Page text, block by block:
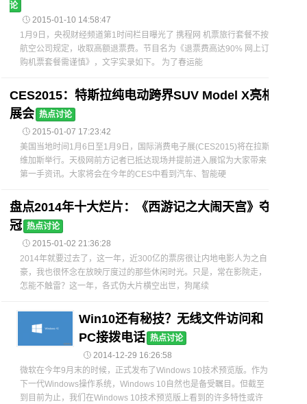
论
 2015-01-10 14:58:47
1月9日，央视财经频道第1时间栏目曝光了 携程网 机票旅行套餐不按
航空公司规定，收取高额退票费。节目名为《退票费高达90% 网上订
购机票套餐需谨慎》，文字实录如下。 为了春运能
CES2015：特斯拉纯电动跨界SUV Model X亮相
展会 热点讨论
 2015-01-07 17:23:42
美国当地时间1月6日至1月9日，国际消费电子展(CES2015)将在拉斯
维加斯举行。天极网前方记者已抵达现场并提前进入展馆为大家带来
第一手资讯。大家将会在今年的CES中看到汽车、智能硬
盘点2014年十大烂片：《西游记之大闹天宫》夺
冠 热点讨论
 2015-01-02 21:36:28
2014年就要过去了，这一年，近300亿的票房很让内地电影人为之自
豪，我也很怀念在放映厅度过的那些休闲时光。只是，常在影院走，
怎能不触雷？这一年，各式伪大片横空出世，狗尾续
Win10还有秘技？无线文件访问和
PC接拨电话 热点讨论
 2014-12-29 16:26:58
微软在今年9月末的时候，正式发布了Windows 10技术预览版。作为
下一代Windows操作系统，Windows 10自然也是备受瞩目。但截至
到目前为止，我们在Windows 10技术预览版上看到的许多特性或许